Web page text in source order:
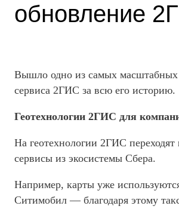
обновление
Вышло одно из самых масштабных
сервиса 2ГИС за всю его историю.
Геотехнологии 2ГИС для
На геотехнологии 2ГИС
сервисы из экосистемы Сбера.
Например, карты уже
Ситимобил — благодаря этому